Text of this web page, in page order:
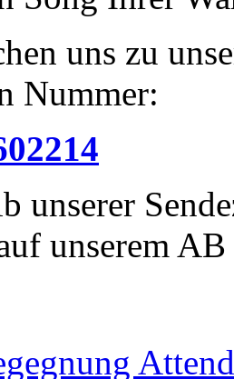
uns zu
Nummer:
unserer
unserem